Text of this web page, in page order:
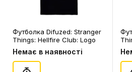
Футболка Difuzed: Stranger
Things: Hellfire Club: Logo
(S), (154900)
Немає в наявності